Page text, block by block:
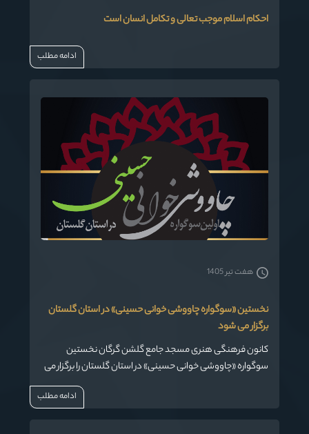
احکام اسلام موجب تعالی و تکامل انسان است
ادامه مطلب
نخستین «سوگواره چاووشی خوانی حسینی» در استان گلستان
برگزار می شود
کانون فرهنگی هنری مسجد جامع گلشن گرگان نخستین
سوگواره «چاووشی خوانی حسینی» در استان گلستان را برگزار می
هفت تیر 1405
ادامه مطلب